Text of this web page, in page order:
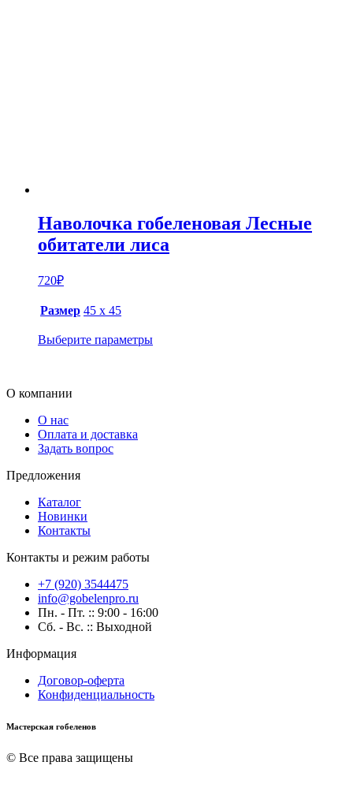
Наволочка гобеленовая Лесные
обитатели лиса
720₽
Размер 45 х 45
Выберите параметры
О компании
О нас
Оплата и доставка
Задать вопрос
Предложения
Каталог
Новинки
Контакты
Контакты и режим работы
+7 (920) 3544475
info@gobelenpro.ru
Пн. - Пт. :: 9:00 - 16:00
Сб. - Вс. :: Выходной
Информация
Договор-оферта
Конфиденциальность
Мастерская гобеленов
© Все права защищены